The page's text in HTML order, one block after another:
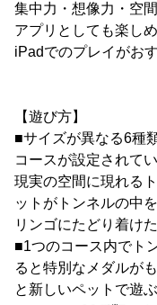
集中力・想像力・空
アプリとしても楽し
iPadでのプレイがお
【遊び方】
■サイズが異なる6種
コースが設定されて
現実の空間に現れる
ットがトンネルの中
リンゴにたどり着け
■1つのコース内でト
ると特別なメダルが
と新しいペットで遊